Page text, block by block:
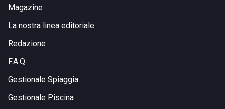
Magazine
La nostra linea editoriale
Redazione
F.A.Q.
Gestionale Spiaggia
Gestionale Piscina